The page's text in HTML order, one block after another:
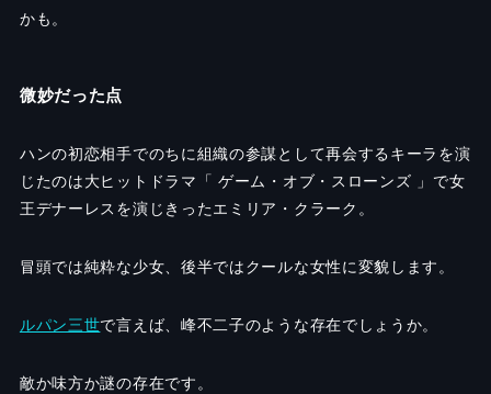
かも。
微妙だった点
ハンの初恋相手でのちに組織の参謀として再会するキーラを演
じたのは大ヒットドラマ「 ゲーム・オブ・スローンズ 」で女
王デナーレスを演じきったエミリア・クラーク。
冒頭では純粋な少女、後半ではクールな女性に変貌します。
ルパン三世で言えば、峰不二子のような存在でしょうか。
敵か味方か謎の存在です。